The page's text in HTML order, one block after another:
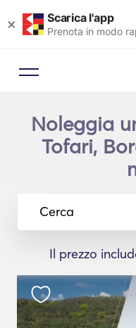
× Scarica l'app
Prenota in modo
Noleggia
Tofari,
Cerca
Il prezzo